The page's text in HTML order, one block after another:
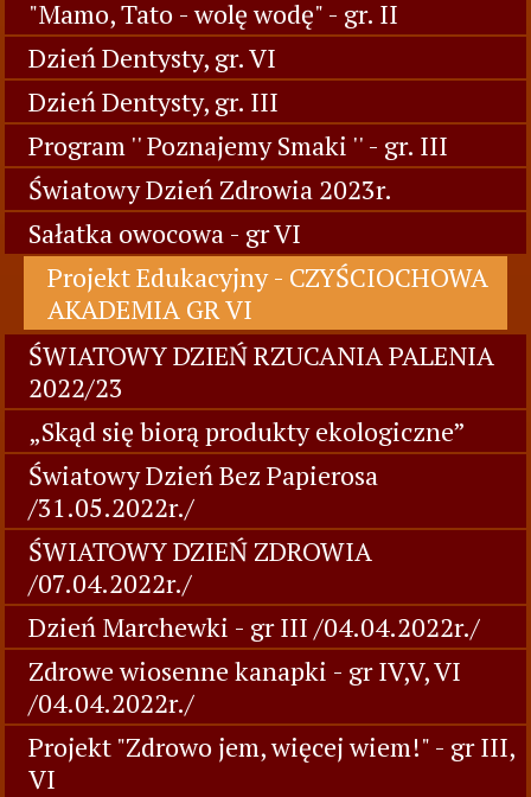
"Mamo, Tato - wolę wodę" - gr. II
Dzień Dentysty, gr. VI
Dzień Dentysty, gr. III
Program '' Poznajemy Smaki '' - gr. III
Światowy Dzień Zdrowia 2023r.
Sałatka owocowa - gr VI
Projekt Edukacyjny - CZYŚCIOCHOWA
AKADEMIA GR VI
ŚWIATOWY DZIEŃ RZUCANIA PALENIA
2022/23
„Skąd się biorą produkty ekologiczne”
Światowy Dzień Bez Papierosa
/31.05.2022r./
ŚWIATOWY DZIEŃ ZDROWIA
/07.04.2022r./
Dzień Marchewki - gr III /04.04.2022r./
Zdrowe wiosenne kanapki - gr IV,V, VI
/04.04.2022r./
Projekt "Zdrowo jem, więcej wiem!" - gr III,
VI